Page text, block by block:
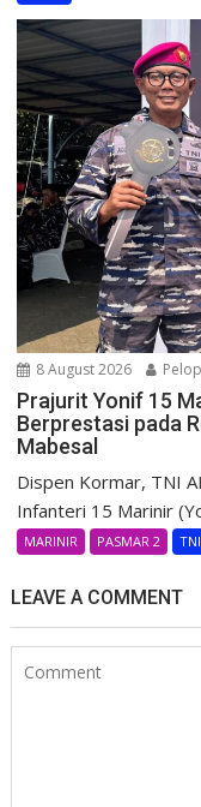
8 August 2026
Prajurit Yonif 15
Berprestasi pada
Mabesal
Dispen Kormar, TNI
Infanteri 15 Marinir
MARINIR PASMAR 2
LEAVE A COMMENT